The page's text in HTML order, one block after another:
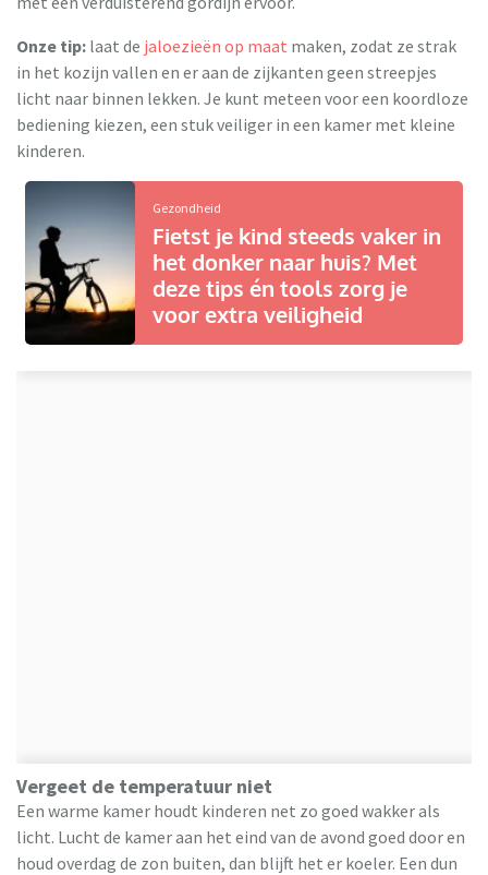
Onze tip: laat de jaloezieën op maat maken, zodat ze strak
in het kozijn vallen en er aan de zijkanten geen streepjes
licht naar binnen lekken. Je kunt meteen voor een koordloze
bediening kiezen, een stuk veiliger in een kamer met kleine
kinderen.
Gezondheid
Fietst je kind steeds vaker in
het donker naar huis? Met
deze tips én tools zorg je
voor extra veiligheid
Vergeet de temperatuur niet
Een warme kamer houdt kinderen net zo goed wakker als
licht. Lucht de kamer aan het eind van de avond goed door en
houd overdag de zon buiten, dan blijft het er koeler. Een dun